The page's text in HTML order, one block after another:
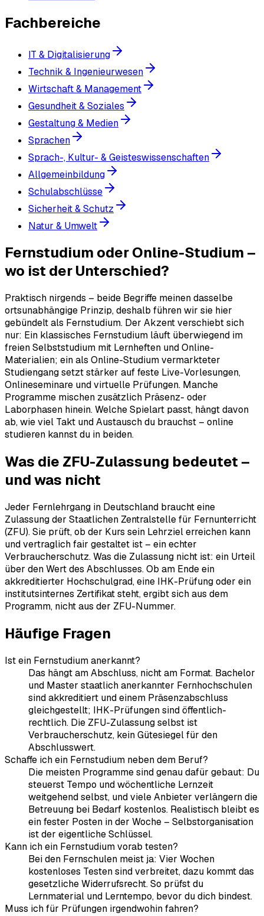
Fachbereiche
IT & Digitalisierung
Technik & Ingenieurwesen
Wirtschaft & Management
Gesundheit & Soziales
Gestaltung & Medien
Sprachen
Sprach-, Kultur- & Geisteswissenschaften
Allgemeinbildung
Schulabschlüsse
Sicherheit & Schutz
Natur & Umwelt
Fernstudium oder Online-Studium –
wo ist der Unterschied?
Praktisch nirgends – beide Begriffe meinen dasselbe
ortsunabhängige Prinzip, deshalb führen wir sie hier
gebündelt als Fernstudium. Der Akzent verschiebt sich
nur: Ein klassisches Fernstudium läuft überwiegend im
freien Selbststudium mit Lernheften und Online-
Materialien; ein als Online-Studium vermarkteter
Studiengang setzt stärker auf feste Live-Vorlesungen,
Onlineseminare und virtuelle Prüfungen. Manche
Programme mischen zusätzlich Präsenz- oder
Laborphasen hinein. Welche Spielart passt, hängt davon
ab, wie viel Takt und Austausch du brauchst – online
studieren kannst du in beiden.
Was die ZFU-Zulassung bedeutet –
und was nicht
Jeder Fernlehrgang in Deutschland braucht eine
Zulassung der Staatlichen Zentralstelle für Fernunterricht
(ZFU). Sie prüft, ob der Kurs sein Lehrziel erreichen kann
und vertraglich fair gestaltet ist – ein echter
Verbraucherschutz. Was die Zulassung nicht ist: ein Urteil
über den Wert des Abschlusses. Ob am Ende ein
akkreditierter Hochschulgrad, eine IHK-Prüfung oder ein
institutsinternes Zertifikat steht, ergibt sich aus dem
Programm, nicht aus der ZFU-Nummer.
Häufige Fragen
Ist ein Fernstudium anerkannt?
Das hängt am Abschluss, nicht am Format. Bachelor
und Master staatlich anerkannter Fernhochschulen
sind akkreditiert und einem Präsenzabschluss
gleichgestellt; IHK-Prüfungen sind öffentlich-
rechtlich. Die ZFU-Zulassung selbst ist
Verbraucherschutz, kein Gütesiegel für den
Abschlusswert.
Schaffe ich ein Fernstudium neben dem Beruf?
Die meisten Programme sind genau dafür gebaut: Du
steuerst Tempo und wöchentliche Lernzeit
weitgehend selbst, und viele Anbieter verlängern die
Betreuung bei Bedarf kostenlos. Realistisch bleibt es
ein fester Posten in der Woche – Selbstorganisation
ist der eigentliche Schlüssel.
Kann ich ein Fernstudium vorab testen?
Bei den Fernschulen meist ja: Vier Wochen
kostenloses Testen sind verbreitet, dazu kommt das
gesetzliche Widerrufsrecht. So prüfst du
Lernmaterial und Lerntempo, bevor du dich bindest.
Muss ich für Prüfungen irgendwohin fahren?